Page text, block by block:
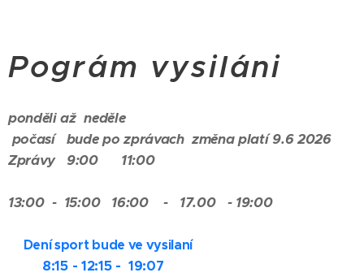
Pográm vysiláni
ponděli až neděle
počasí bude po zprávach změna platí 9.6 2026
Zprávy 9:00 11:00
13:00 - 15:00 16:00 - 17.00 - 19:00
Dení sport bude ve vysilaní
8:15 - 12:15 - 19:07